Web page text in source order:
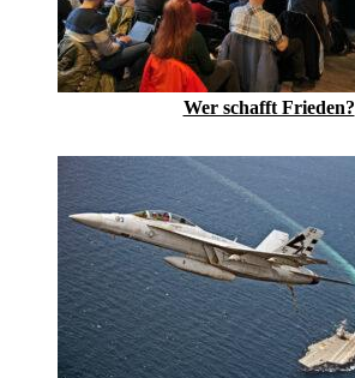
Wer schafft Frieden?